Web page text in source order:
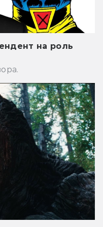
на роль